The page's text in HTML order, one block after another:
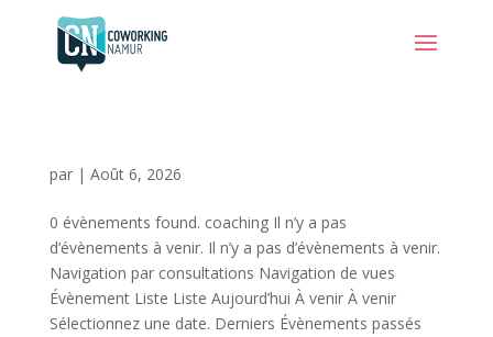
par | Août 6, 2026
0 évènements found. coaching Il n’y a pas
d’évènements à venir. Il n’y a pas d’évènements à venir.
Navigation par consultations Navigation de vues
Évènement Liste Liste Aujourd’hui À venir À venir
Sélectionnez une date. Derniers Évènements passés